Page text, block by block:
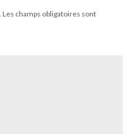
Les champs obligatoires sont